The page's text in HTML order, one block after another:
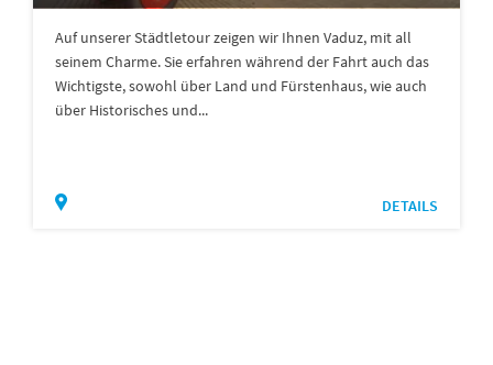
Auf unserer Städtletour zeigen wir Ihnen Vaduz, mit all
seinem Charme. Sie erfahren während der Fahrt auch das
Wichtigste, sowohl über Land und Fürstenhaus, wie auch
über Historisches und...
DETAILS